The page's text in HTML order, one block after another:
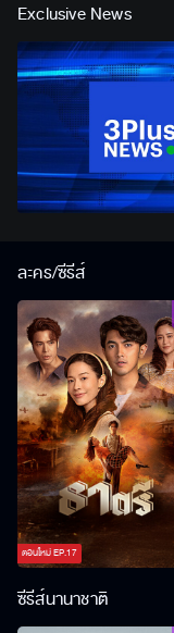
Exclusive News
ละคร/ซีรีส์
ตอนใหม่EP.17
ซีรีส์นานาชาติ